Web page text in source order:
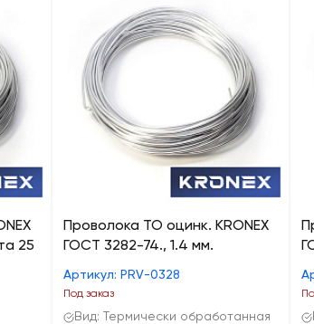
25
Проволока ТО оцинк. KRONEX
ГОСТ 3282-74., 1.4 мм.
Артикул: PRV-0328
Под заказ
Вид: Термически обработанная